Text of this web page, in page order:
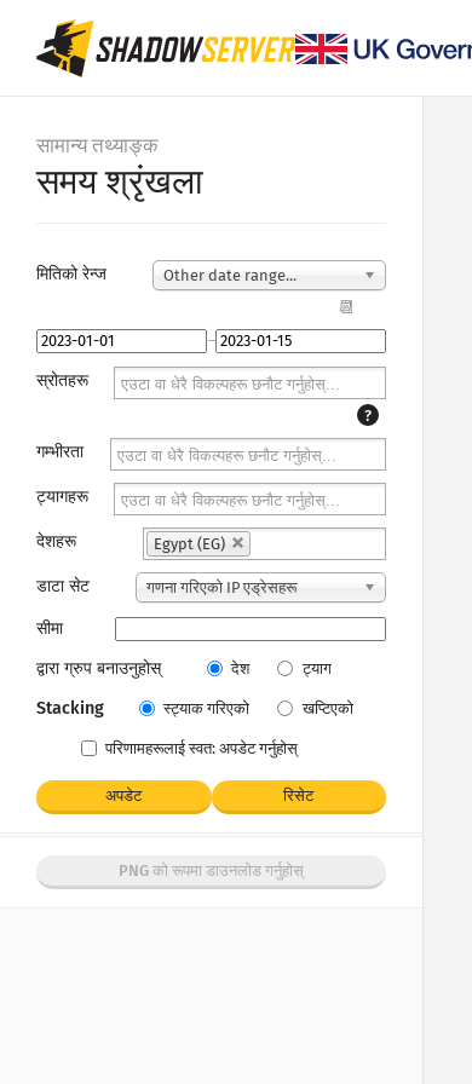
सामान्य तथ्याङ्क
समय श्रृंखला
मितिको रेन्ज Other date range...
📆
–
स्रोतहरू
?
गम्भीरता
ट्यागहरू
देशहरू Egypt (EG)
डाटा सेट गणना गरिएको IP एड्रेसहरू
सीमा
द्वारा ग्रुप बनाउनुहोस्
देश ट्याग
Stacking स्ट्याक गरिएको खप्टिएको
परिणामहरूलाई स्वत: अपडेट गर्नुहोस्
अपडेट रिसेट
PNG को रूपमा डाउनलोड गर्नुहोस्